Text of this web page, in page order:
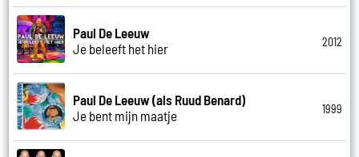
Paul De Leeuw
Je beleeft het hier
2012
Paul De Leeuw (als Ruud Benard)
Je bent mijn maatje
1999